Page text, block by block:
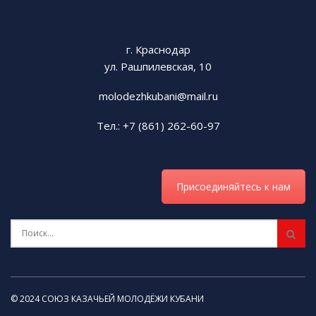
г. Краснодар
ул. Рашпилевская, 10
molodezhkubani@mail.ru
Тел.: +7 (861) 262-60-97
Присоединяйтесь к нам
© 2024 СОЮЗ КАЗАЧЬЕЙ МОЛОДЁЖИ КУБАНИ